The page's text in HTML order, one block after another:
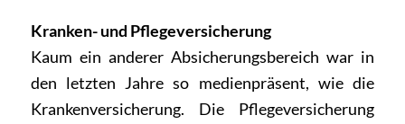
Kranken- und Pflegeversicherung
Kaum ein anderer Absicherungsbereich war in
den letzten Jahre so medienpräsent, wie die
Krankenversicherung. Die Pflegeversicherung